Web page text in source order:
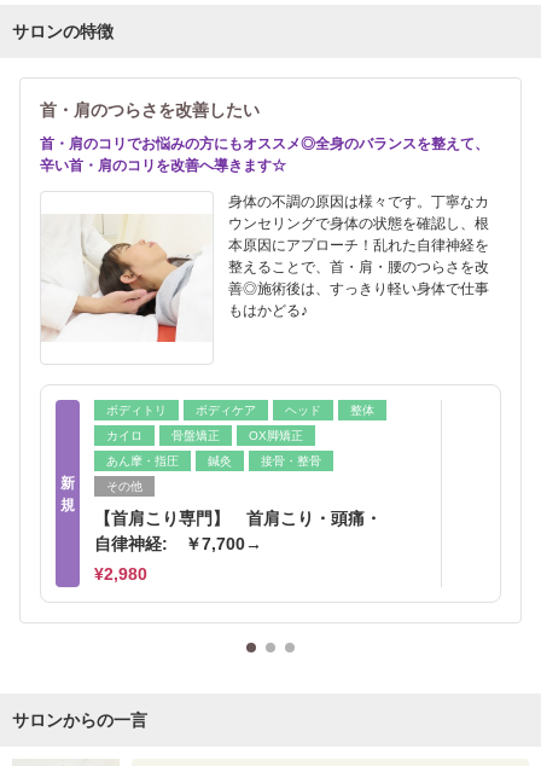
サロンの特徴
首・肩のつらさを改善したい
首・肩のコリでお悩みの方にもオススメ◎全身のバランスを整えて、
辛い首・肩のコリを改善へ導きます☆
身体の不調の原因は様々です。丁寧なカ
ウンセリングで身体の状態を確認し、根
本原因にアプローチ！乱れた自律神経を
整えることで、首・肩・腰のつらさを改
善◎施術後は、すっきり軽い身体で仕事
もはかどる♪
新
規
ボディトリ ボディケア ヘッド
整体
カイロ
骨盤矯正
OX脚矯正
あん摩・指圧
鍼灸
接骨・整骨
その他
【首肩こり専門】 首肩こり・頭痛・
自律神経: ￥7,700→
¥2,980
サロンからの一言